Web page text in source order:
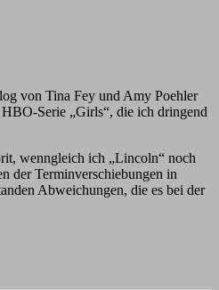
von Tina Fey und Amy Poehler
Serie „Girls“, die ich dringend
wenngleich ich „Lincoln“ noch
der Terminverschiebungen in
Abweichungen, die es bei der